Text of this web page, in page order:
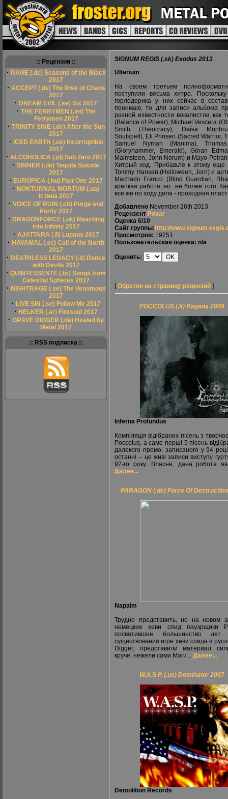
:: Рецензии ::
· RAGE (.de) Seasons of the Black
2017
· ACCEPT (.de) The Rise of Chaos
2017
· DREAM EVIL (.se) Six 2017
· THE FERRYMEN (.int) The
Ferrymen 2017
· TRINITY SINE (.de) After the Sun
2017
· ICED EARTH (.us) Incorruptible
2017
· ALCOHOLICA (.pl) Sub Zero 2017
· SINNER (.de) Tequila Suicide
2017
· EUROPICA (.hu) Part One 2017
· NOKTURNAL MORTUM (.ua)
Істина 2017
· VOICE OF RUIN (.ch) Purge and
Purify 2017
· DRAGONFORCE (.uk) Reaching
into Infinity 2017
· AJATTARA (.fi) Lupaus 2017
· HAVAMAL (.se) Call of the North
2017
· DEATHLESS LEGACY (.it) Dance
with Devils 2017
· QUINTESSENTE (.br) Songs from
Celestial Spheres 2017
· NIGHTRAGE (.se) The Venomous
2017
· LIVE SIN (.se) Follow Me 2017
· HELKER (.ar) Firesoul 2017
· GRAVE DIGGER (.de) Healed by
Metal 2017
:: RSS подписка ::
SIGNUM REGIS (.sk) Exodus 2013
Ulterium
На своем третьем
поступили весьма хитро. Поскольку
горлодерика у них сейчас в
понимаю, то для записи альбома
разной известности вокалистов, как
(Balance of Power), Michael Vescera
Smith (Theocracy), Daísa
Soulspell), Eli Prinsen (Sacred Warrior,
Samuel Nyman (Manima),
(Gloryhammer, Emerald), Göran
Malmsteen, John Norum) и Mayo
Хитрый ход. Прибавьте к этому еще
Tommy Hansen (Helloween, Jorn) и
Machado Franco (Blind Guardian,
крепкая работа, но...не более того.
все же по ходу дела - проходная
Добавлено November 26th 2013
Рецензент Povar
Оценка 6/10
Сайт группы: http://www.signum-
Просмотров: 19251
Пользовательская оценка: n/a
Оценить:
[Обратно на страницу рецензий ]
POCCOLUS (.lt) Ragana 2009
Inferna Profundus
Компіляція відібраних пісень з
Poccolus, а саме перші 5 пісень
далекого промо, записаного у 94
останні – це живі записи виступу
97-го року. Власне, дана робота
Далее...
PARAGON (.de) Force Of
Napalm
Трудно представить, но на новом
немецкие хеви спид пауэрщики
посвятившие большинство лет
существования игре хеви спида в
Digger, представили материал
круче, нежели сами Моги... Далее...
W.A.S.P. (.us) Dominator 2007
Demolition Records